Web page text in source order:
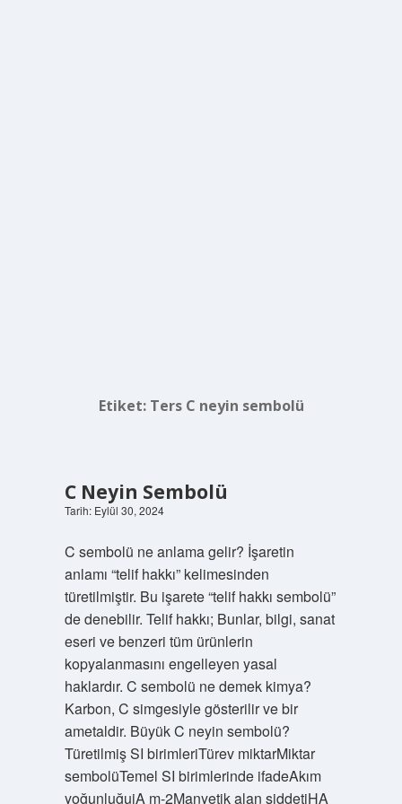
Etiket: Ters C neyin sembolü
C Neyin Sembolü
Tarih: Eylül 30, 2024
C sembolü ne anlama gelir? İşaretin
anlamı “telif hakkı” kelimesinden
türetilmiştir. Bu işarete “telif hakkı sembolü”
de denebilir. Telif hakkı; Bunlar, bilgi, sanat
eseri ve benzeri tüm ürünlerin
kopyalanmasını engelleyen yasal
haklardır. C sembolü ne demek kimya?
Karbon, C simgesiyle gösterilir ve bir
ametaldir. Büyük C neyin sembolü?
Türetilmiş SI birimleriTürev miktarMiktar
sembolüTemel SI birimlerinde ifadeAkım
yoğunluğujA m-2Manyetik alan şiddetiHA